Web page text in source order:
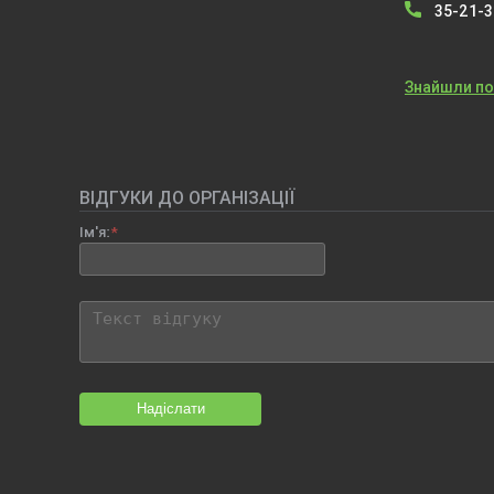
35-21-
Знайшли
ВІДГУКИ ДО ОРГАНІЗАЦІЇ
Ім'я:
Надіслати